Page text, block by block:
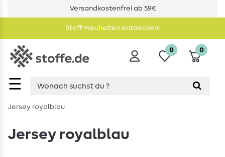
Versandkostenfrei ab 59€
Stoff-Neuheiten entdecken!
☰
0 0
Jersey royalblau
Jersey royalblau